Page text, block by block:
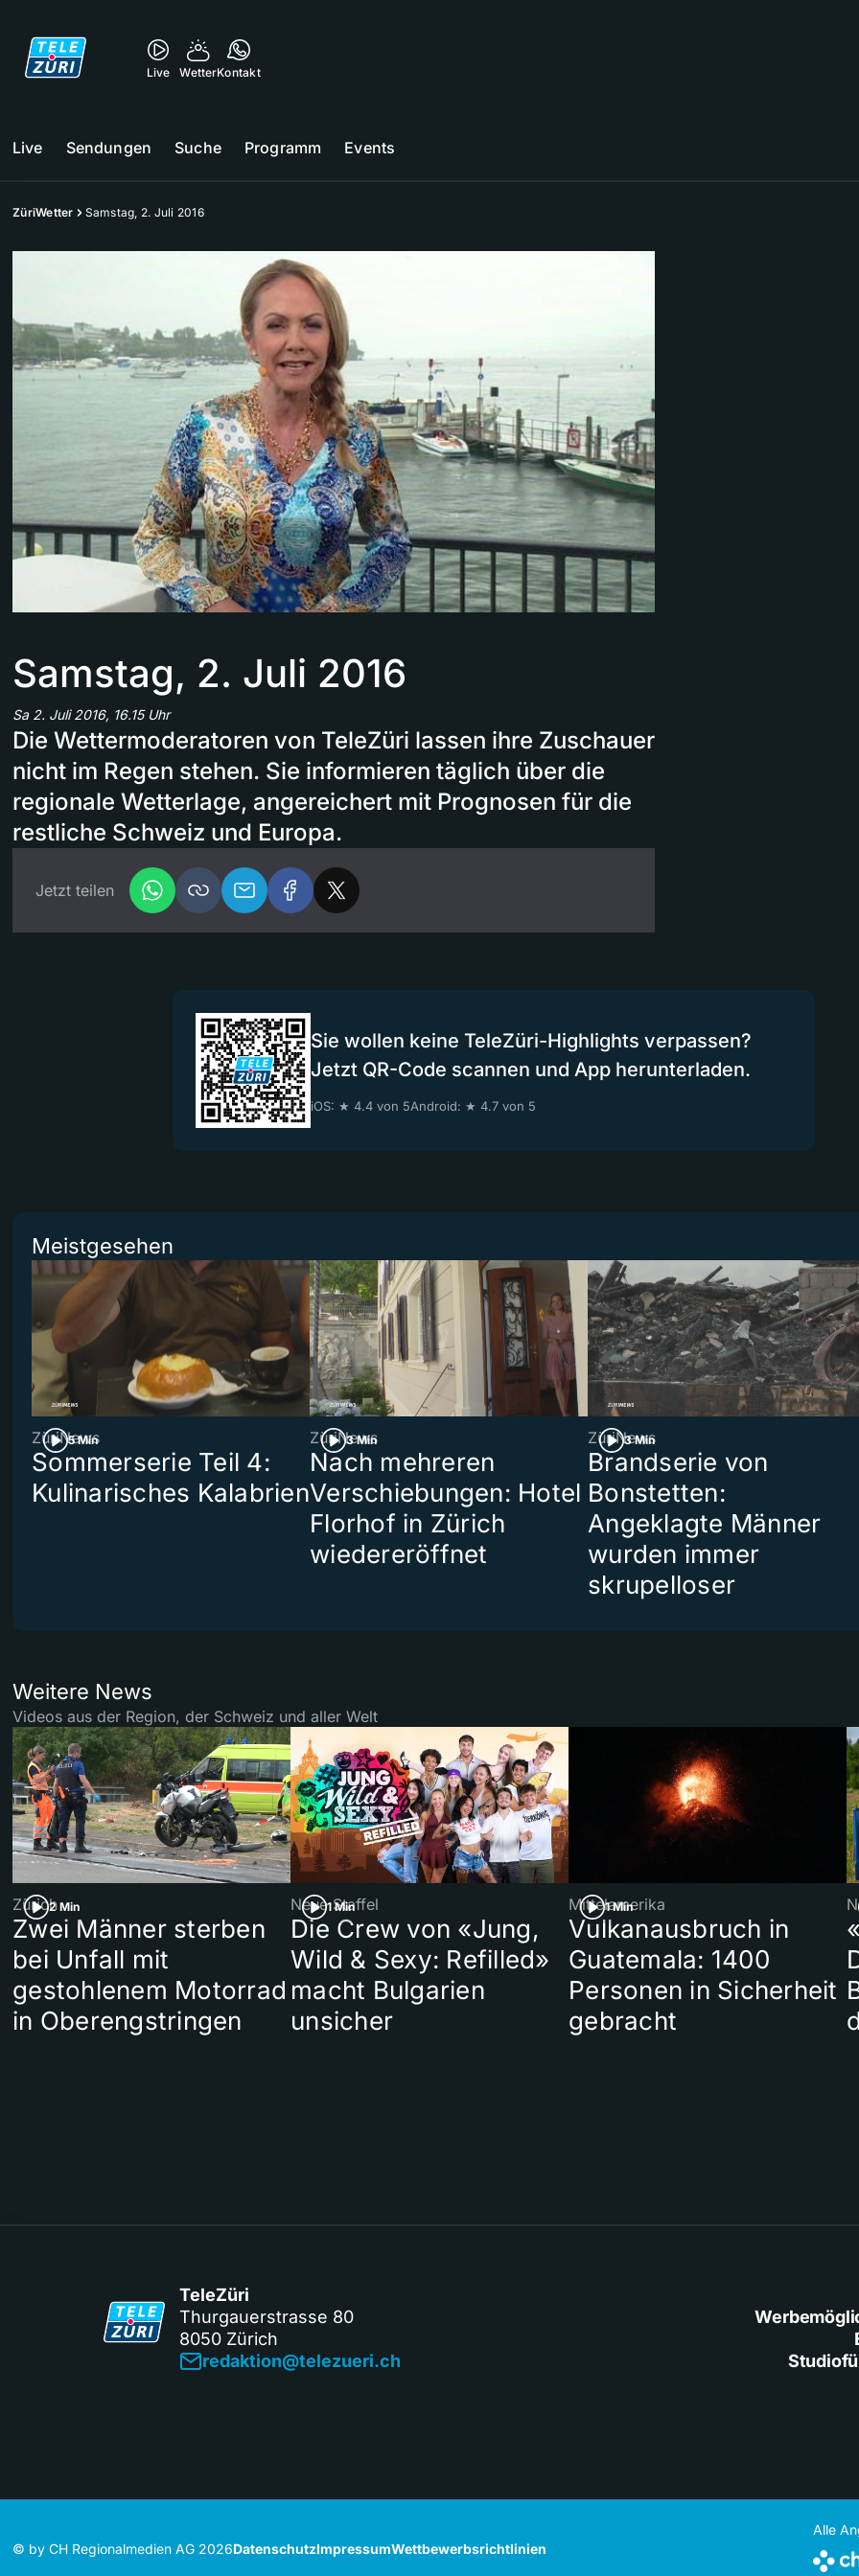
Live WetterKontakt
Live Sendungen Suche Programm Events
ZüriWetter Samstag, 2. Juli 2016
Samstag, 2. Juli 2016
Sa 2. Juli 2016, 16.15 Uhr
Die Wettermoderatoren von TeleZüri lassen ihre Zuschauer
nicht im Regen stehen. Sie informieren täglich über die
regionale Wetterlage, angereichert mit Prognosen für die
restliche Schweiz und Europa.
Jetzt teilen
Sie wollen keine TeleZüri-Highlights verpassen?
Jetzt QR-Code scannen und App herunterladen.
iOS: ★ 4.4 von 5Android: ★ 4.7 von 5
Meistgesehen
5 Min
ZüriNews
Sommerserie Teil 4:
Kulinarisches Kalabrien
3 Min
ZüriNews
Nach mehreren
Verschiebungen: Hotel
Florhof in Zürich
wiedereröffnet
3 Min
ZüriNews
Brandserie von
Bonstetten:
Angeklagte Männer
wurden immer
skrupelloser
Weitere News
Videos aus der Region, der Schweiz und aller Welt
2 Min
Zürich
Zwei Männer sterben
bei Unfall mit
gestohlenem Motorrad
in Oberengstringen
1 Min
Neue Staffel
Die Crew von «Jung,
Wild & Sexy: Refilled»
macht Bulgarien
unsicher
1 Min
Mittelamerika
Vulkanausbruch in
Guatemala: 1400
Personen in Sicherheit
gebracht
TeleZüri
Thurgauerstrasse 80
8050 Zürich
redaktion@telezueri.ch
© by CH Regionalmedien AG 2026DatenschutzImpressumWettbewerbsrichtlinien
Alle